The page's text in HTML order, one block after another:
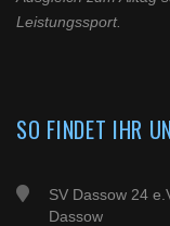
Leistungssport.
SO FINDET IHR
SV Dassow 24
Dassow